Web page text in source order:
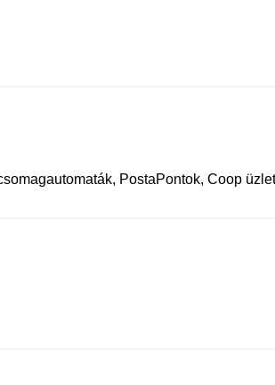
PostaPontok, Coop